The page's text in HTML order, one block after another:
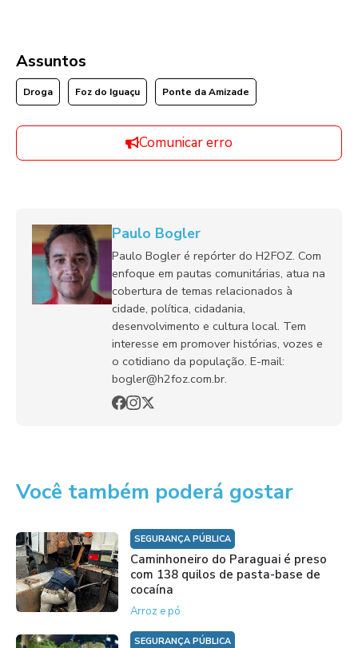
Assuntos
Droga Foz do Iguaçu Ponte da Amizade
Comunicar erro
Paulo Bogler
Paulo Bogler é repórter do H2FOZ. Com
enfoque em pautas comunitárias, atua na
cobertura de temas relacionados à
cidade, política, cidadania,
desenvolvimento e cultura local. Tem
interesse em promover histórias, vozes e
o cotidiano da população. E-mail:
bogler@h2foz.com.br.
Você também poderá gostar
SEGURANÇA PÚBLICA
Caminhoneiro do Paraguai é preso
com 138 quilos de pasta-base de
cocaína
Arroz e pó
SEGURANÇA PÚBLICA